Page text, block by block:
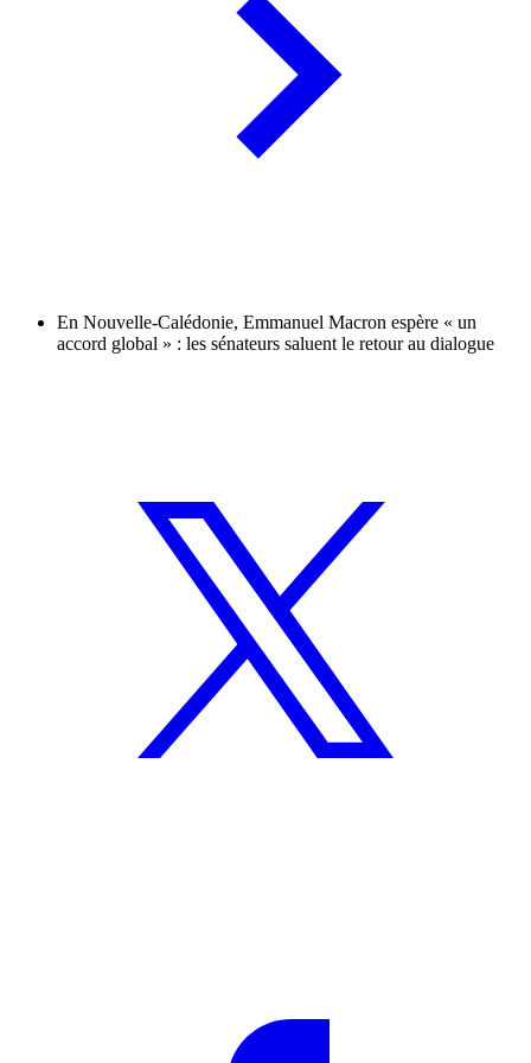
En Nouvelle-Calédonie, Emmanuel Macron espère « un
accord global » : les sénateurs saluent le retour au dialogue